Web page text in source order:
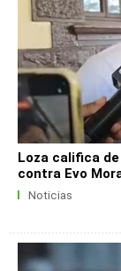
Loza califica
contra Evo
Noticias